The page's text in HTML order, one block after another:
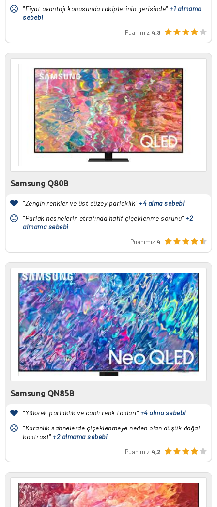
"Fiyat avantajı konusunda rakiplerinin gerisinde" +1 almama
sebebi
Puanımız 4,3
Samsung Q80B
"Zengin renkler ve üst düzey parlaklık" +4 alma sebebi
"Parlak nesnelerin etrafında hafif çiçeklenme sorunu" +2
almama sebebi
Puanımız 4
Samsung QN85B
"Yüksek parlaklık ve canlı renk tonları" +4 alma sebebi
"Karanlık sahnelerde çiçeklenmeye neden olan düşük doğal
kontrast" +2 almama sebebi
Puanımız 4,2